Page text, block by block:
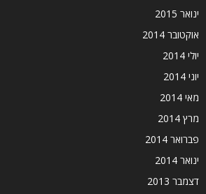
ינואר 2015
אוקטובר 2014
יולי 2014
יוני 2014
מאי 2014
מרץ 2014
פברואר 2014
ינואר 2014
דצמבר 2013